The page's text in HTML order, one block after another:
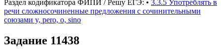
Раздел кодификатора ФИПИ / Решу ЕГЭ: • 3.3.5 Употреблять в
речи сложносочиненные предложения с сочинительными
союзами y, pero, o, sino
Задание 11438